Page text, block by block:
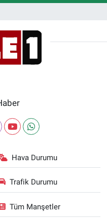
Hava Durumu
Trafik Durumu
Tüm Manşetler